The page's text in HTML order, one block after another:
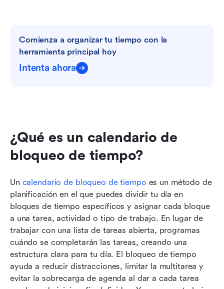
Comienza a organizar tu tiempo con la
herramienta principal hoy
Intenta ahora
¿Qué es un calendario de
bloqueo de tiempo?
Un calendario de bloqueo de tiempo es un método de
planificación en el que puedes dividir tu día en
bloques de tiempo específicos y asignar cada bloque
a una tarea, actividad o tipo de trabajo. En lugar de
trabajar con una lista de tareas abierta, programas
cuándo se completarán las tareas, creando una
estructura clara para tu día. El bloqueo de tiempo
ayuda a reducir distracciones, limitar la multitarea y
evitar la sobrecarga de agenda al dar a cada tarea